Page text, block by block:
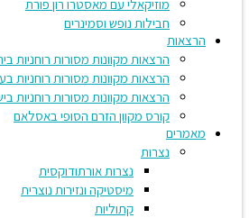
מוזיקאלי עם מאסטרו רון פורת
חבילות נופש וסמינרים
הרצאות
הרצאות מקוונות מסורות רוחניות בירושלים
הרצאות מקוונות מסורות רוחניות בעולם
הרצאות מקוונות מסורות רוחניות בישראל
קורס מקוון הזרם הסופי באסלאם
מאמרים
נצרות
נצרות אורתודוקסית
מיסטיקה ונזירות נוצרית
קתוליות